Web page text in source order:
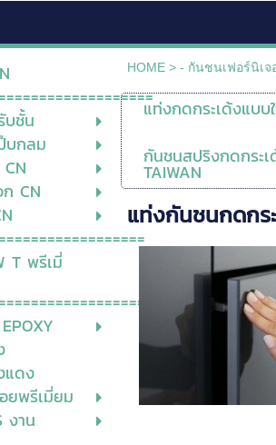
บชั้น
บกลม
CN
T พรีเมี่
แดง
ยพรีเมี่ยม
งาน
HOME> - กันชนเฟอร์นิเจ
แท่งกดกระเด้งแบบ
กันชนสปริงกดกระเ
TAIWAN
แท่งกันชนกดกร